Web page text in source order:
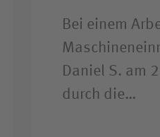
Bei einem
Daniel S. am
durch die…